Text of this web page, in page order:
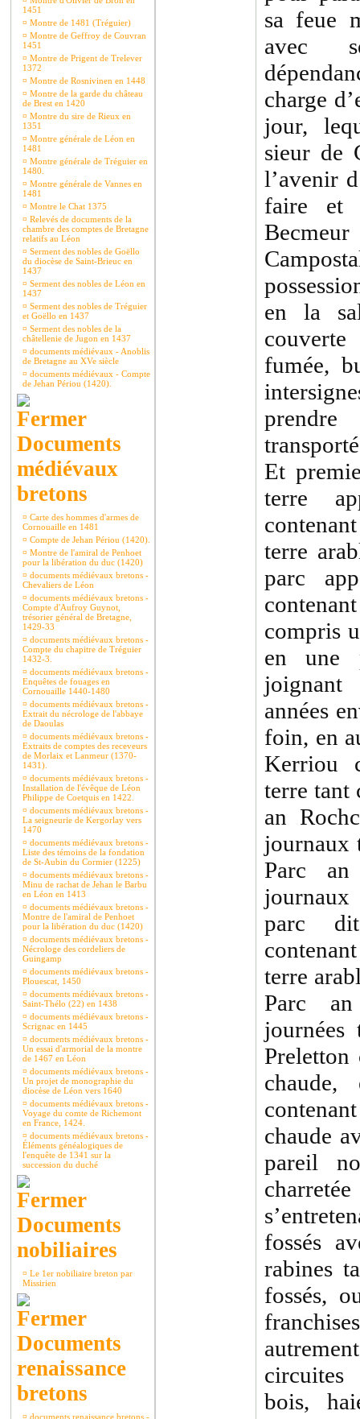
1451
¤ Montre de 1481 (Tréguier)
¤ Montre de Geffroy de Couvran
1451
¤ Montre de Prigent de Trelever
1372
¤ Montre de Rosnivinen en 1448
¤ Montre de la garde du château
de Brest en 1420
¤ Montre du sire de Rieux en
1351
¤ Montre générale de Léon en
1481
¤ Montre générale de Tréguier en
1480.
¤ Montre générale de Vannes en
1481
¤ Montre le Chat 1375
¤ Relevés de documents de la
chambre des comptes de Bretagne
relatifs au Léon
¤ Serment des nobles de Goëllo
du diocèse de Saint-Brieuc en
1437
¤ Serment des nobles de Léon en
1437
¤ Serment des nobles de Tréguier
et Goëllo en 1437
¤ Serment des nobles de la
châtellenie de Jugon en 1437
¤ documents médiévaux - Anoblis
de Bretagne au XVe siècle
¤ documents médiévaux - Compte
de Jehan Périou (1420).
Documents
médiévaux
bretons
¤ Carte des hommes d'armes de
Cornouaille en 1481
¤ Compte de Jehan Périou (1420).
¤ Montre de l'amiral de Penhoet
pour la libération du duc (1420)
¤ documents médiévaux bretons -
Chevaliers de Léon
¤ documents médiévaux bretons -
Compte d'Aufroy Guynot,
trésorier général de Bretagne,
1429-33
¤ documents médiévaux bretons -
Compte du chapitre de Tréguier
1432-3.
¤ documents médiévaux bretons -
Enquêtes de fouages en
Cornouaille 1440-1480
¤ documents médiévaux bretons -
Extrait du nécrologe de l'abbaye
de Daoulas
¤ documents médiévaux bretons -
Extraits de comptes des receveurs
de Morlaix et Lanmeur (1370-
1431).
¤ documents médiévaux bretons -
Installation de l'évêque de Léon
Philippe de Coetquis en 1422.
¤ documents médiévaux bretons -
La seigneurie de Kergorlay vers
1470
¤ documents médiévaux bretons -
Liste des témoins de la fondation
de St-Aubin du Cormier (1225)
¤ documents médiévaux bretons -
Minu de rachat de Jehan le Barbu
en Léon en 1413
¤ documents médiévaux bretons -
Montre de l'amiral de Penhoet
pour la libération du duc (1420)
¤ documents médiévaux bretons -
Nécrologe des cordeliers de
Guingamp
¤ documents médiévaux bretons -
Plouescat, 1450
¤ documents médiévaux bretons -
Saint-Thélo (22) en 1438
¤ documents médiévaux bretons -
Scrignac en 1445
¤ documents médiévaux bretons -
Un essai d'armorial de la montre
de 1467 en Léon
¤ documents médiévaux bretons -
Un projet de monographie du
diocèse de Léon vers 1640
¤ documents médiévaux bretons -
Voyage du comte de Richemont
en France, 1424.
¤ documents médiévaux bretons -
Éléments généalogiques de
l'enquête de 1341 sur la
succession du duché
Documents
nobiliaires
¤ Le 1er nobiliaire breton par
Missirien
Documents
renaissance
bretons
¤ documents renaissance bretons -
sa feue
avec
charge
jour,
sieur de
l’avenir
faire et
en la
fumée,
Et
terre
terre
parc
compris
en une
joignant
années
foin, en
Kerriou
terre tant
an
journaux
Parc an
journaux
parc
terre
Parc
Preletton
chaude
pareil
fossés
rabines
fossés,
bois,